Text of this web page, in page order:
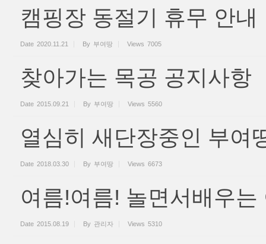
캠핑장 동절기 휴무 안내
Date 2020.11.21 By 부여땅 Views 7005
찾아가는 목공 공지사항
Date 2015.09.21 By 부여땅 Views 5560
열심히 새단장중인 부여
Date 2018.03.30 By 부여땅 Views 6673
여름!여름! 놀면서배우는
Date 2015.08.19 By 관리자 Views 5310